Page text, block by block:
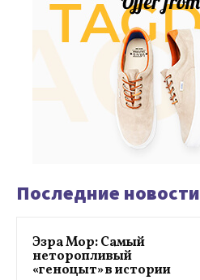
Последние новости
Эзра Мор: Самый
неторопливый
«геноцыт» в истории